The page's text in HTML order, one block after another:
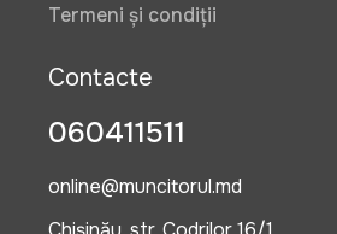
Termeni și condiții
Contacte
060411511
online@muncitorul.md